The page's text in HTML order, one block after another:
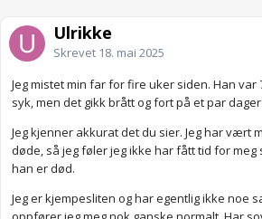
Ulrikke
Skrevet 18. mai 2025
Jeg mistet min far for fire uker siden. Han var
syk, men det gikk brått og fort på et par
Jeg kjenner akkurat det du sier. Jeg har vært
døde, så jeg føler jeg ikke har fått tid for meg
han er død.
Jeg er kjempesliten og har egentlig ikke noe